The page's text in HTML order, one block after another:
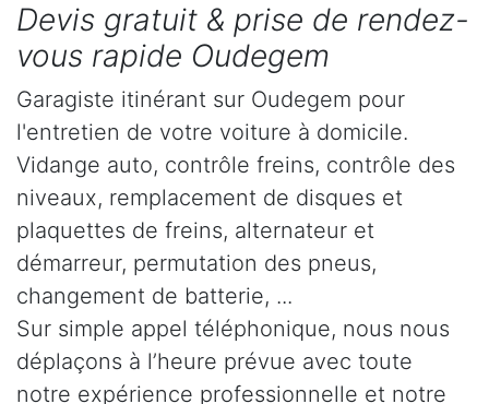
Devis gratuit & prise de rendez-
vous rapide Oudegem
Garagiste itinérant sur Oudegem pour
l'entretien de votre voiture à domicile.
Vidange auto, contrôle freins, contrôle des
niveaux, remplacement de disques et
plaquettes de freins, alternateur et
démarreur, permutation des pneus,
changement de batterie, ...
Sur simple appel téléphonique, nous nous
déplaçons à l’heure prévue avec toute
notre expérience professionnelle et notre